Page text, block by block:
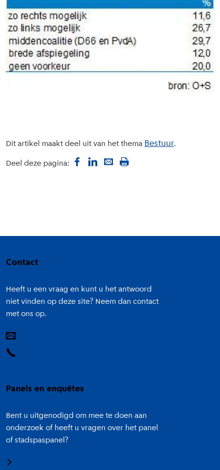
Dit artikel maakt deel uit van het thema Bestuur
Deel deze pagina:
Contact
Heeft u een vraag en kunt u het antwoord
niet vinden op deze site? Neem dan contact
met ons op.
Panels en enquêtes
Bent u uitgenodigd om mee te doen aan
onderzoek of heeft u vragen over het panel
of stadspaspanel?